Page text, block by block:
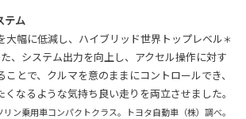
テム
大幅に低減し、ハイブリッド世界トップレベル＊
、システム出力を向上し、アクセル操作に対す
とで、クルマを意のままにコントロールでき、
くなるような気持ち良い走りを両立させました。
ン乗用車コンパクトクラス。トヨタ自動車（株）調べ。